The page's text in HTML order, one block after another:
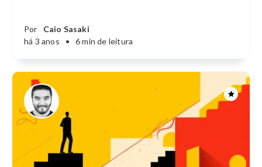
Por
Caio Sasaki
há 3 anos
• 6 min de leitura